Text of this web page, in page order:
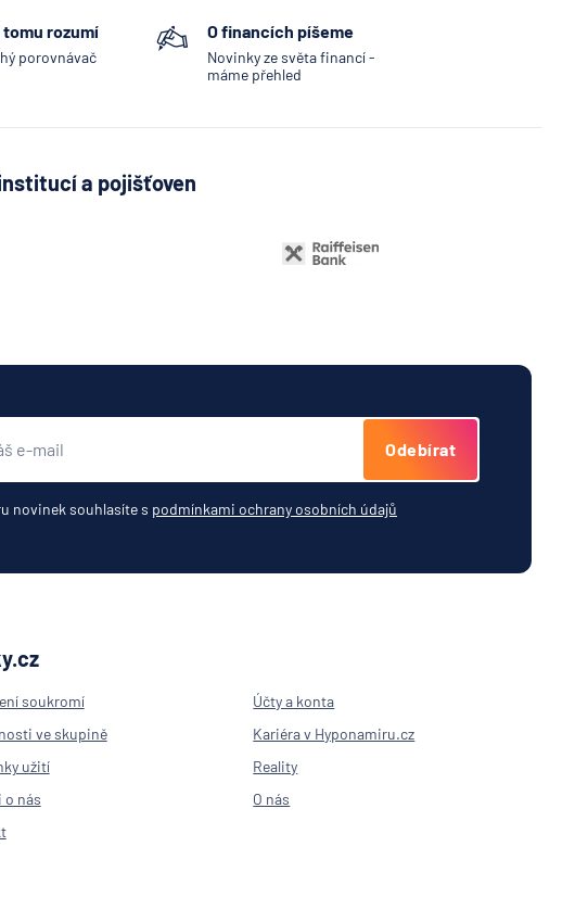
rozumí
porovnávač
O financích píšeme
Novinky ze světa financí -
máme přehled
a pojišťoven
Odebírat
novinek souhlasíte s podmínkami ochrany osobních údajů
soukromí
Účty a konta
ve skupině
Kariéra v Hyponamiru.cz
užití
Reality
o nás
O nás